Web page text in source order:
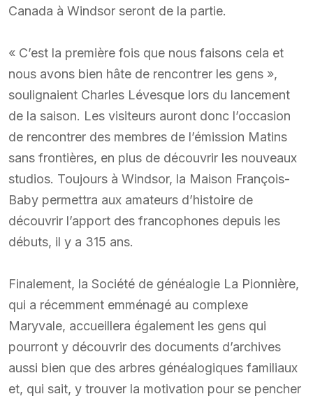
Canada à Windsor seront de la partie.
« C’est la première fois que nous faisons cela et
nous avons bien hâte de rencontrer les gens »,
soulignaient Charles Lévesque lors du lancement
de la saison. Les visiteurs auront donc l’occasion
de rencontrer des membres de l’émission Matins
sans frontières, en plus de découvrir les nouveaux
studios. Toujours à Windsor, la Maison François-
Baby permettra aux amateurs d’histoire de
découvrir l’apport des francophones depuis les
débuts, il y a 315 ans.
Finalement, la Société de généalogie La Pionnière,
qui a récemment emménagé au complexe
Maryvale, accueillera également les gens qui
pourront y découvrir des documents d’archives
aussi bien que des arbres généalogiques familiaux
et, qui sait, y trouver la motivation pour se pencher